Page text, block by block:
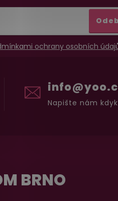
ochrany osobních
Napište nám
BRNO